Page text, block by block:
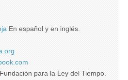
En español y en inglés.
Fundación para la Ley del Tiempo.